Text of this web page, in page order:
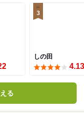
3
しの田
4.13
る